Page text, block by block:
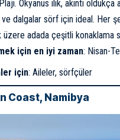
Okyanus ılık, akıntı oldukça
dalgalar sörf için ideal. Her
üzere adada çeşitli konaklama
için en iyi zaman: Nisan-
için: Aileler, sörfçüler
Coast, Namibya